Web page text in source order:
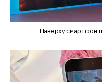
Наверху смартфон